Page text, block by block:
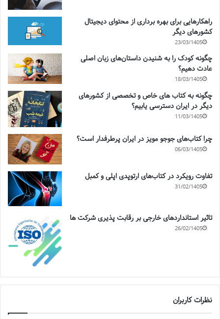
راهکارهایی برای بهره برداری از محتوای دیجیتال
کشورهای دیگر
23/03/1405
چگونه کودک را به شنیدن داستان‌های زبان اصلی
عادت دهیم؟
18/03/1405
چگونه به کتاب های خاص و تخصصی از کشورهای
دیگر در ایران دسترسی یابیم؟
11/03/1405
چرا کتاب‌های جوجو مویز در ایران پرطرفدار است؟
06/03/1405
تفاوت رویکرد در کتاب‌های ارتوپدی اپلی و کمبل
31/02/1405
تاثیر استانداردهای خارجی بر رقابت پذیری شرکت ها
26/02/1405
نظرات کاربران